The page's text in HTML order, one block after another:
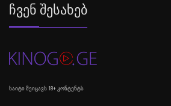
Ჩვენ Შესახებ
საიტი შეიცავს 18+ კონტენტს